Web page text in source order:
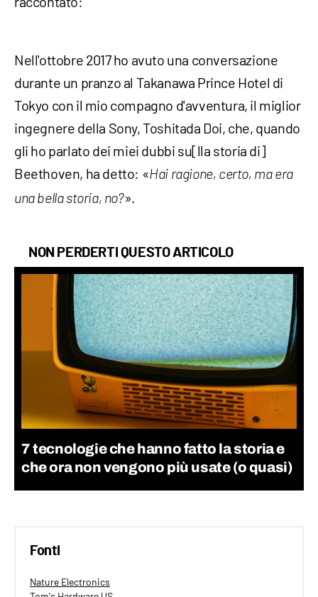
Nell'ottobre 2017 ho avuto una conversazione
durante un pranzo al Takanawa Prince Hotel di
Tokyo con il mio compagno d'avventura, il miglior
ingegnere della Sony, Toshitada Doi, che, quando
gli ho parlato dei miei dubbi su[lla storia di]
Beethoven, ha detto: «Hai ragione, certo, ma era
una bella storia, no?».
NON PERDERTI QUESTO ARTICOLO
7 tecnologie che hanno fatto la storia e
che ora non vengono più usate (o quasi)
Fonti
Nature Electronics